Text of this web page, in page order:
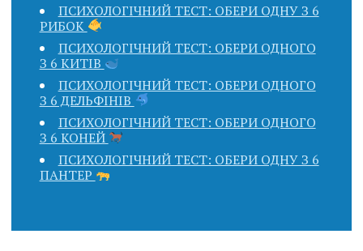
ПСИХОЛОГІЧНИЙ ТЕСТ: ОБЕРИ ОДНУ З 6
РИБОК
ПСИХОЛОГІЧНИЙ ТЕСТ: ОБЕРИ ОДНОГО
З 6 КИТІВ
ПСИХОЛОГІЧНИЙ ТЕСТ: ОБЕРИ ОДНОГО
З 6 ДЕЛЬФІНІВ
ПСИХОЛОГІЧНИЙ ТЕСТ: ОБЕРИ ОДНОГО
З 6 КОНЕЙ
ПСИХОЛОГІЧНИЙ ТЕСТ: ОБЕРИ ОДНУ З 6
ПАНТЕР